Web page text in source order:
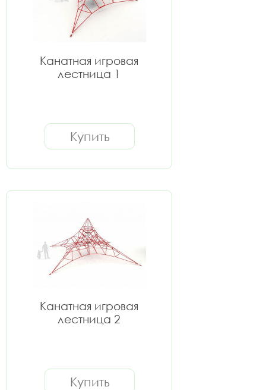
Канатная игровая
лестница 1
Купить
Канатная игровая
лестница 2
Купить